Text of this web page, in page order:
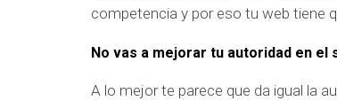
competencia y por eso tu web tiene
No vas a mejorar tu autoridad en
A lo mejor te parece que da igual la